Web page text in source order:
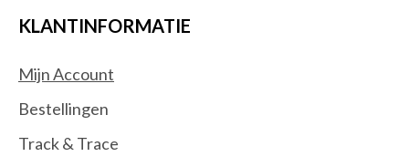
KLANTINFORMATIE
Mijn Account
Bestellingen
Track & Trace